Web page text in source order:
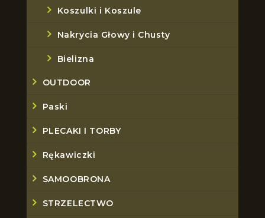
Koszulki i Koszule
Nakrycia Głowy i Chusty
Bielizna
OUTDOOR
Paski
PLECAKI I TORBY
Rękawiczki
SAMOOBRONA
STRZELECTWO